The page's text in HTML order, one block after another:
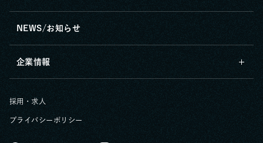
NEWS/お知らせ
企業情報
採用・求人
プライバシーポリシー